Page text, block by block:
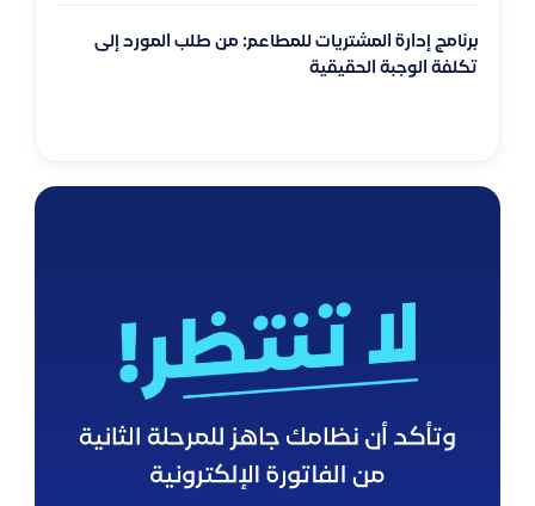
برنامج إدارة المشتريات للمطاعم: من طلب المورد إلى
تكلفة الوجبة الحقيقية